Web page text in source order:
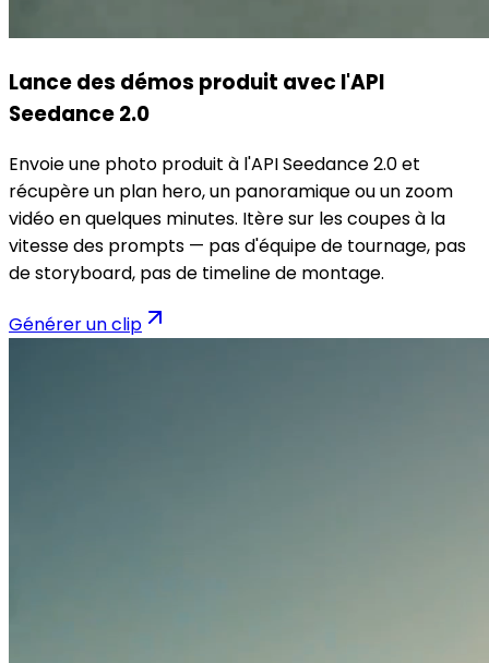
Lance des démos produit avec l'API
Seedance 2.0
Envoie une photo produit à l'API Seedance 2.0 et
récupère un plan hero, un panoramique ou un zoom
vidéo en quelques minutes. Itère sur les coupes à la
vitesse des prompts — pas d'équipe de tournage, pas
de storyboard, pas de timeline de montage.
Générer un clip